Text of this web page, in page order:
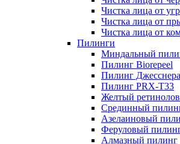
Чистка лица от
Чистка лица от
Чистка лица от
Пилинги
Миндальный
Пилинг Biorepeel
Пилинг Джесснера
Пилинг PRX-T33
Желтый
Срединный
Азелаиновый
Феруловый
Алмазный пилинг